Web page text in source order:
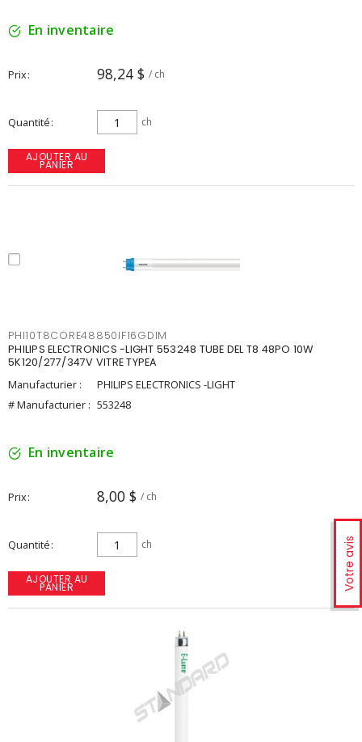
Votre avis
En inventaire
Prix 98,24 $ / ch
Quantité ch
AJOUTER AU
PANIER
PHI10T8CORE48850IF16GDIM
PHILIPS ELECTRONICS -LIGHT 553248 TUBE DEL T8 48PO 10W
5K120/277/347V VITRE TYPEA
Manufacturier :
PHILIPS ELECTRONICS -LIGHT
# Manufacturier : 553248
En inventaire
Prix 8,00 $ / ch
Quantité ch
AJOUTER AU
PANIER